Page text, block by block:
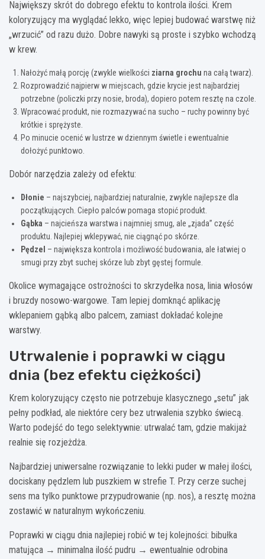
Największy skrót do dobrego efektu to kontrola ilości. Krem
koloryzujący ma wyglądać lekko, więc lepiej budować warstwę niż
„wrzucić” od razu dużo. Dobre nawyki są proste i szybko wchodzą
w krew.
Nałożyć małą porcję (zwykle wielkości ziarna grochu na całą twarz).
Rozprowadzić najpierw w miejscach, gdzie krycie jest najbardziej
potrzebne (policzki przy nosie, broda), dopiero potem resztę na czole.
Wpracować produkt, nie rozmazywać na sucho – ruchy powinny być
krótkie i sprężyste.
Po minucie ocenić w lustrze w dziennym świetle i ewentualnie
dołożyć punktowo.
Dobór narzędzia zależy od efektu:
Dłonie – najszybciej, najbardziej naturalnie, zwykle najlepsze dla
początkujących. Ciepło palców pomaga stopić produkt.
Gąbka – najcieńsza warstwa i najmniej smug, ale „zjada” część
produktu. Najlepiej wklepywać, nie ciągnąć po skórze.
Pędzel – największa kontrola i możliwość budowania, ale łatwiej o
smugi przy zbyt suchej skórze lub zbyt gęstej formule.
Okolice wymagające ostrożności to skrzydełka nosa, linia włosów
i bruzdy nosowo-wargowe. Tam lepiej domknąć aplikację
wklepaniem gąbką albo palcem, zamiast dokładać kolejne
warstwy.
Utrwalenie i poprawki w ciągu
dnia (bez efektu ciężkości)
Krem koloryzujący często nie potrzebuje klasycznego „setu” jak
pełny podkład, ale niektóre cery bez utrwalenia szybko świecą.
Warto podejść do tego selektywnie: utrwalać tam, gdzie makijaż
realnie się rozjeżdża.
Najbardziej uniwersalne rozwiązanie to lekki puder w małej ilości,
dociskany pędzlem lub puszkiem w strefie T. Przy cerze suchej
sens ma tylko punktowe przypudrowanie (np. nos), a resztę można
zostawić w naturalnym wykończeniu.
Poprawki w ciągu dnia najlepiej robić w tej kolejności: bibułka
matująca → minimalna ilość pudru → ewentualnie odrobina